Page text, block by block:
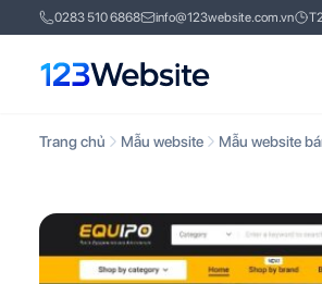
0283 510 6868 info@123website.com.vn
Trang chủ Mẫu website Mẫu website